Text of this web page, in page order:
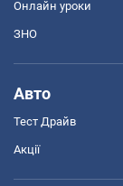
Онлайн уроки
ЗНО
Авто
Тест Драйв
Акції